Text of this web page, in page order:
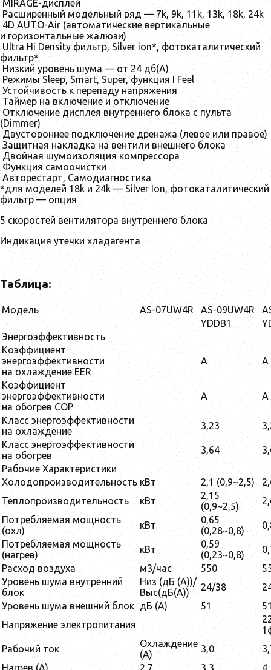
MIRAGE-дисплей
Расширенный модельный ряд — 7k, 9k, 11k, 13k, 18k, 24k
4D AUTO-Air (автоматические вертикальные
и горизонтальные жалюзи)
Ultra Hi Density фильтр, Silver ion*, фотокаталитический
фильтр*
Низкий уровень шума — от 24 дб(А)
Режимы Sleep, Smart, Super, функция I Feel
Устойчивость к перепаду напряжения
Таймер на включение и отключение
Отключение дисплея внутреннего блока с пульта
(Dimmer)
Двустороннее подключение дренажа (левое или правое)
Защитная накладка на вентили внешнего блока
Двойная шумоизоляция компрессора
Функция самоочистки
Авторестарт, Cамодиагностика
*для моделей 18k и 24k — Silver Ion, фотокаталитический
фильтр — опция
5 скоростей вентилятора внутреннего блока
Индикация утечки хладагента
Таблица:
Модель AS-07UW4R AS-09UW4R
YDDB1
Энергоэффективность
Коэффициент
энергоэффективности
на охлаждение EER
А А
Коэффициент
энергоэффективности
на обогрев COP
А А
Класс энергоэффективности
на охлаждение
3,23
Класс энергоэффективности
на обогрев
3,64
Рабочие Характеристики
Холодопроизводительность кВт 2,1 (0,9~2,5)
Теплопроизводительность
кВт
2,15
(0,9~2,5)
Потребляемая мощность
(охл)
кВт
0,65
(0,28~0,8)
Потребляемая мощность
(нагрев)
кВт
0,59
(0,23~0,8)
Расход воздуха
м3/час 550
Уровень шума внутренний
блок
Низ (дБ (A))/
Выс(дБ(A))
24/38
Уровень шума внешний блок дБ (A) 51
Напряжение электропитания
Рабочий ток
Охлаждение
(A)
3,0
Нагрев (A)
2,7 3,3
4